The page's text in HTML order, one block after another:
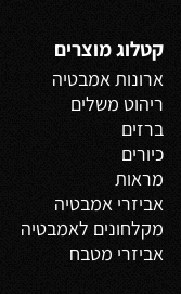
קטלוג מוצרים
ארונות אמבטיה
ריהוט משלים
ברזים
כיורים
מראות
אביזרי אמבטיה
מקלחונים לאמבטיה
אביזרי מטבח